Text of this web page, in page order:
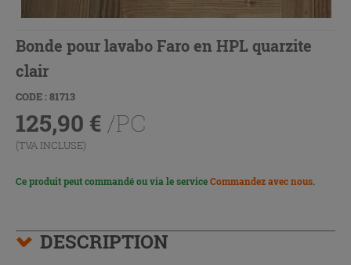
Bonde pour lavabo Faro en HPL quarzite
clair
CODE : 81713
125,90 € /PC
(TVA INCLUSE)
Ce produit peut commandé ou via le serviceCommandez avec nous.
DESCRIPTION